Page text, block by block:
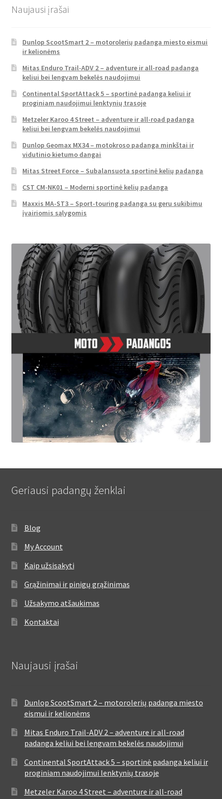
Naujausi įrašai
Dunlop ScootSmart 2 – motorolerių padanga miesto eismui
ir kelionėms
Mitas Enduro Trail-ADV 2 – adventure ir all-road padanga
keliui bei lengvam bekelės naudojimui
Continental SportAttack 5 – sportinė padanga keliui ir
proginiam naudojimui lenktynių trasoje
Metzeler Karoo 4 Street – adventure ir all-road padanga
keliui bei lengvam bekelės naudojimui
Dunlop Geomax MX34 – motokroso padanga minkštai ir
vidutinio kietumo dangai
Mitas Street Force – Subalansuota sportinė kelių padanga
CST CM-NK01 – Moderni sportinė kelių padanga
Maxxis MA-ST3 – Sport-touring padanga su geru sukibimu
įvairiomis sąlygomis
Geriausi padangų ženklai
Blog
My Account
Kaip užsisakyti
Grąžinimai ir pinigų grąžinimas
Užsakymo atšaukimas
Kontaktai
Naujausi įrašai
Dunlop ScootSmart 2 – motorolerių padanga miesto
eismui ir kelionėms
Mitas Enduro Trail-ADV 2 – adventure ir all-road
padanga keliui bei lengvam bekelės naudojimui
Continental SportAttack 5 – sportinė padanga keliui ir
proginiam naudojimui lenktynių trasoje
Metzeler Karoo 4 Street – adventure ir all-road